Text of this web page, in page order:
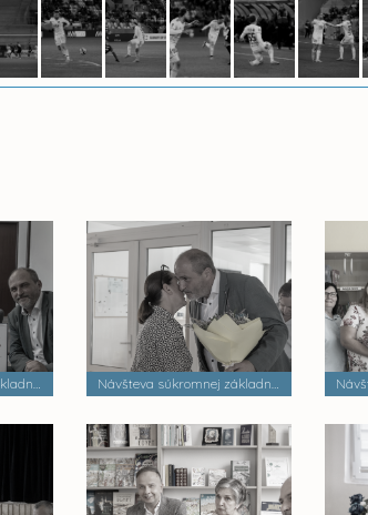
Návšteva súkromnej základnej umeleckej školy Zádielska Návšteva súkromnej základnej školy Dobrá škola n.o.